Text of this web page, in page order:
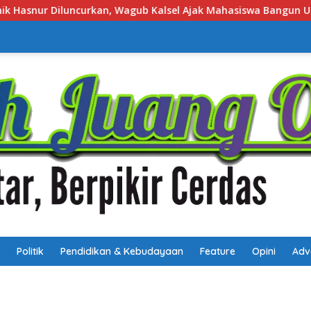
Mahasiswa Bangun Usaha Berbasis Inovasi Job
Politik Pendidikan & Kebudayaan Feature Opini